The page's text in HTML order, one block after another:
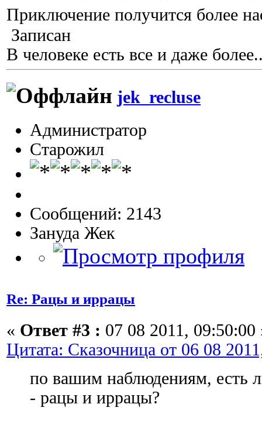
Приключение получится более
Записан
В человеке есть все и даже
jek_recluse
Администратор
Старожил
Сообщений: 2143
Зануда Жек
Re: Рацы и иррацы
« Ответ #3 : 07 08 2011, 09:50:00
Цитата: Сказочница от 06 08
по вашим наблюдениям, есть
- рацы и иррацы?